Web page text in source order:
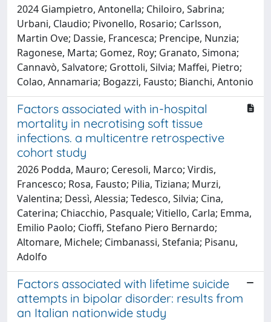
2024 Giampietro, Antonella; Chiloiro, Sabrina;
Urbani, Claudio; Pivonello, Rosario; Carlsson,
Martin Ove; Dassie, Francesca; Prencipe, Nunzia;
Ragonese, Marta; Gomez, Roy; Granato, Simona;
Cannavò, Salvatore; Grottoli, Silvia; Maffei, Pietro;
Colao, Annamaria; Bogazzi, Fausto; Bianchi, Antonio
Factors associated with in-hospital
mortality in necrotising soft tissue
infections. a multicentre retrospective
cohort study
2026 Podda, Mauro; Ceresoli, Marco; Virdis,
Francesco; Rosa, Fausto; Pilia, Tiziana; Murzi,
Valentina; Dessì, Alessia; Tedesco, Silvia; Cina,
Caterina; Chiacchio, Pasquale; Vitiello, Carla; Emma,
Emilio Paolo; Cioffi, Stefano Piero Bernardo;
Altomare, Michele; Cimbanassi, Stefania; Pisanu,
Adolfo
Factors associated with lifetime suicide
attempts in bipolar disorder: results from
an Italian nationwide study